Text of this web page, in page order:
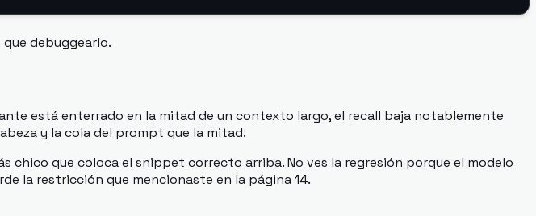
debuggearlo.
está enterrado en la mitad de un contexto largo, el recall baja notablemente
y la cola del prompt que la mitad.
que coloca el snippet correcto arriba. No ves la regresión porque el modelo
la restricción que mencionaste en la página 14.